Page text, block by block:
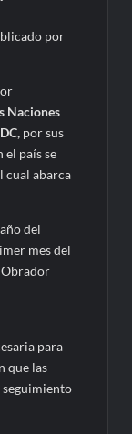
por
Naciones
por sus
el país se
cual abarca
del
mes del
Obrador
para
que las
seguimiento